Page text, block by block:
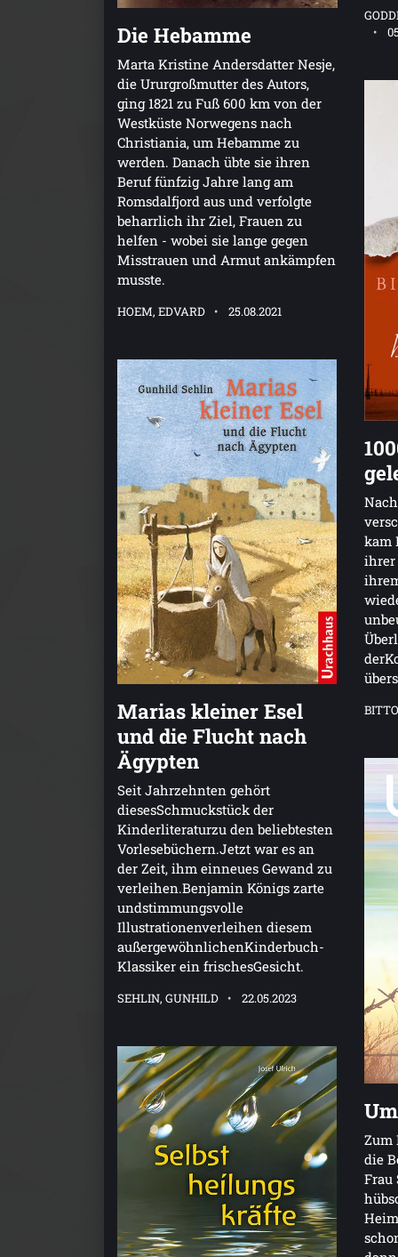
Die Hebamme
Marta Kristine Andersdatter Nesje,
die Ururgroßmutter des Autors,
ging 1821 zu Fuß 600 km von der
Westküste Norwegens nach
Christiania, um Hebamme zu
werden. Danach übte sie ihren
Beruf fünfzig Jahre lang am
Romsdalfjord aus und verfolgte
beharrlich ihr Ziel, Frauen zu
helfen - wobei sie lange gegen
Misstrauen und Armut ankämpfen
musste.
HOEM, EDVARD 25.08.2021
kam
ihrer
Marias kleiner Esel
und die Flucht nach
Ägypten
Seit Jahrzehnten gehört
diesesSchmuckstück der
Kinderliteraturzu den beliebtesten
Vorlesebüchern.Jetzt war es an
der Zeit, ihm einneues Gewand zu
verleihen.Benjamin Königs zarte
undstimmungsvolle
Illustrationenverleihen diesem
außergewöhnlichenKinderbuch-
Klassiker ein frischesGesicht.
SEHLIN, GUNHILD 22.05.2023
Zum
die
Frau